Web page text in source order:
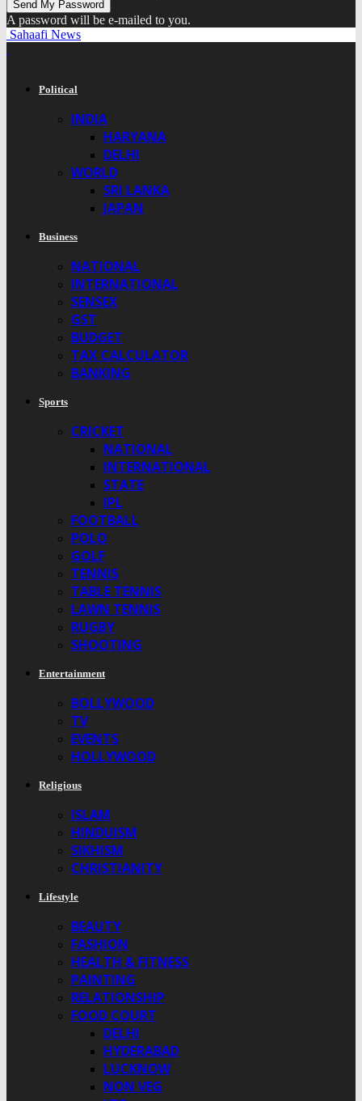
A password will be e-mailed to you.
Sahaafi News
Political
INDIA
HARYANA
DELHI
WORLD
SRI LANKA
JAPAN
Business
NATIONAL
INTERNATIONAL
SENSEX
GST
BUDGET
TAX CALCULATOR
BANKING
Sports
CRICKET
NATIONAL
INTERNATIONAL
STATE
IPL
FOOTBALL
POLO
GOLF
TENNIS
TABLE TENNIS
LAWN TENNIS
RUGBY
SHOOTING
Entertainment
BOLLYWOOD
TV
EVENTS
HOLLYWOOD
Religious
ISLAM
HINDUISM
SIKHISM
CHRISTIANITY
Lifestyle
BEAUTY
FASHION
HEALTH & FITNESS
PAINTING
RELATIONSHIP
FOOD COURT
DELHI
HYDERABAD
LUCKNOW
NON VEG